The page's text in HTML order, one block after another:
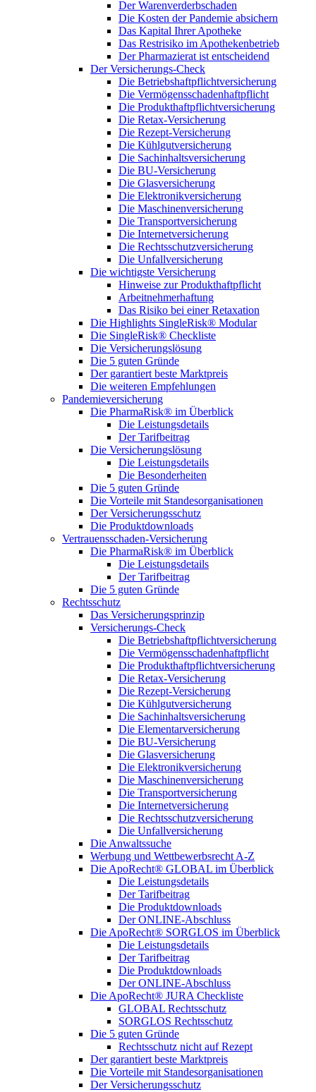
Der Warenverderbschaden
Die Kosten der Pandemie absichern
Das Kapital Ihrer Apotheke
Das Restrisiko im Apothekenbetrieb
Der Pharmazierat ist entscheidend
Der Versicherungs-Check
Die Betriebshaftpflichtversicherung
Die Vermögensschadenhaftpflicht
Die Produkthaftpflichtversicherung
Die Retax-Versicherung
Die Rezept-Versicherung
Die Kühlgutversicherung
Die Sachinhaltsversicherung
Die BU-Versicherung
Die Glasversicherung
Die Elektronikversicherung
Die Maschinenversicherung
Die Transportversicherung
Die Internetversicherung
Die Rechtsschutzversicherung
Die Unfallversicherung
Die wichtigste Versicherung
Hinweise zur Produkthaftpflicht
Arbeitnehmerhaftung
Das Risiko bei einer Retaxation
Die Highlights SingleRisk® Modular
Die SingleRisk® Checkliste
Die Versicherungslösung
Die 5 guten Gründe
Der garantiert beste Marktpreis
Die weiteren Empfehlungen
Pandemieversicherung
Die PharmaRisk® im Überblick
Die Leistungsdetails
Der Tarifbeitrag
Die Versicherungslösung
Die Leistungsdetails
Die Besonderheiten
Die 5 guten Gründe
Die Vorteile mit Standesorganisationen
Der Versicherungsschutz
Die Produktdownloads
Vertrauensschaden-Versicherung
Die PharmaRisk® im Überblick
Die Leistungsdetails
Der Tarifbeitrag
Die 5 guten Gründe
Rechtsschutz
Das Versicherungsprinzip
Versicherungs-Check
Die Betriebshaftpflichtversicherung
Die Vermögensschadenhaftpflicht
Die Produkthaftpflichtversicherung
Die Retax-Versicherung
Die Rezept-Versicherung
Die Kühlgutversicherung
Die Sachinhaltsversicherung
Die Elementarversicherung
Die BU-Versicherung
Die Glasversicherung
Die Elektronikversicherung
Die Maschinenversicherung
Die Transportversicherung
Die Internetversicherung
Die Rechtsschutzversicherung
Die Unfallversicherung
Die Anwaltssuche
Werbung und Wettbewerbsrecht A-Z
Die ApoRecht® GLOBAL im Überblick
Die Leistungsdetails
Der Tarifbeitrag
Die Produktdownloads
Der ONLINE-Abschluss
Die ApoRecht® SORGLOS im Überblick
Die Leistungsdetails
Der Tarifbeitrag
Die Produktdownloads
Der ONLINE-Abschluss
Die ApoRecht® JURA Checkliste
GLOBAL Rechtsschutz
SORGLOS Rechtsschutz
Die 5 guten Gründe
Rechtsschutz nicht auf Rezept
Der garantiert beste Marktpreis
Die Vorteile mit Standesorganisationen
Der Versicherungsschutz